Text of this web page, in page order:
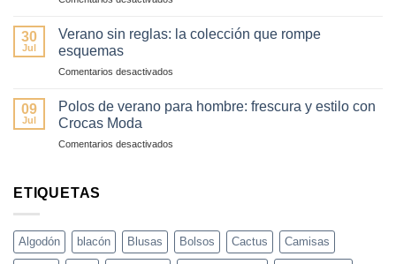
elegante
aamanecer
para
30
Jul
Verano sin reglas: la colección que rompe
esquemas
Comentarios desactivados
09
Jul
Polos de verano para hombre: frescura y estilo con
Crocas Moda
Comentarios desactivados
frescura
ETIQUETAS
Algodón blacón Blusas Bolsos Cactus Camisas